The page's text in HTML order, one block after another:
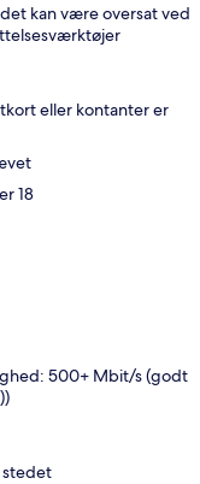
kan være oversat ved
eller kontanter er
18
500+ Mbit/s (godt
stedet